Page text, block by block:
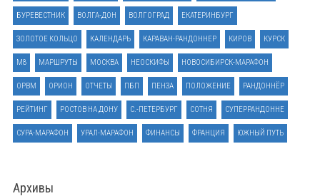
БУРЕВЕСТНИК ВОЛГА-ДОН ВОЛГОГРАД ЕКАТЕРИНБУРГ
ЗОЛОТОЕ КОЛЬЦО КАЛЕНДАРЬ КАРАВАН-РАНДОННЕР КИРОВ КУРСК
М8 МАРШРУТЫ МОСКВА НЕОСКИФЫ НОВОСИБИРСК-МАРАФОН
ОРВМ ОРИОН ОТЧЕТЫ ПБП ПЕНЗА ПОЛОЖЕНИЕ РАНДОННЁР
РЕЙТИНГ РОСТОВ НА ДОНУ С.-ПЕТЕРБУРГ СОТНЯ СУПЕРРАНДОННЕ
СУРА-МАРАФОН УРАЛ-МАРАФОН ФИНАНСЫ ФРАНЦИЯ ЮЖНЫЙ ПУТЬ
Архивы